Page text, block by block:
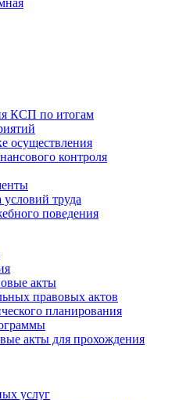
КСП по итогам
осуществления
контроля
труда
поведения
акты
правовых актов
планирования
акты для прохождения
услуг